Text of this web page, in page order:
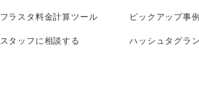
フラスタ料金計算ツール
スタッフに相談する
ピックアップ事例
ハッシュタグラ